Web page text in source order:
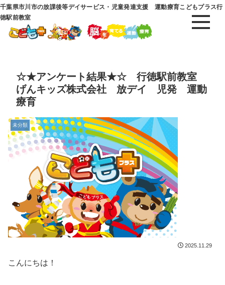
千葉県市川市の放課後等デイサービス・児童発達支援 運動療育こどもプラス行
徳駅前教室
☆★アンケート結果★☆ 行徳駅前教室
げんキッズ株式会社 放デイ 児発 運動
療育
未分類
2025.11.29
こんにちは！